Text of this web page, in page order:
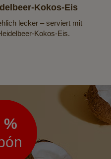
Kokos-Eis
lecker – serviert mit
Kokos-Eis.
%